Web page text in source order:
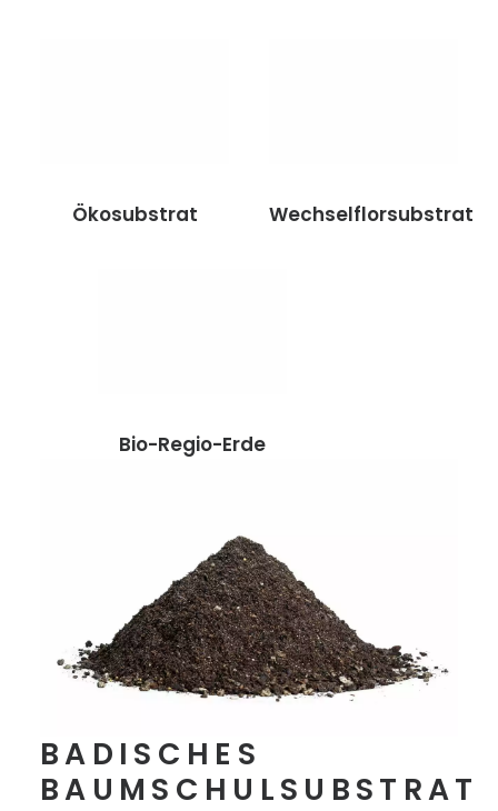
Ökosubstrat Wechselflorsubstrat
Bio-Regio-Erde
BADISCHES
BAUMSCHULSUBSTRAT